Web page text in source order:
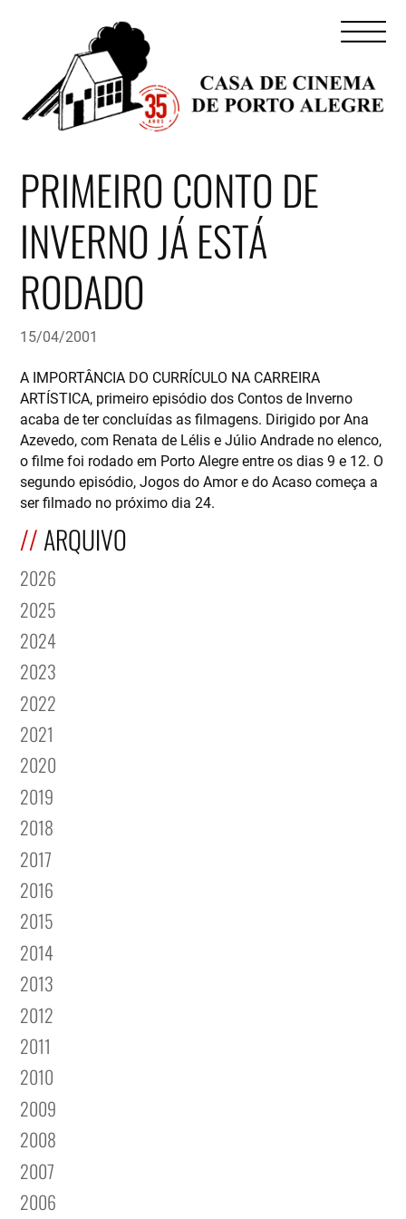
PRIMEIRO CONTO DE
INVERNO JÁ ESTÁ
RODADO
15/04/2001
A IMPORTÂNCIA DO CURRÍCULO NA CARREIRA
ARTÍSTICA, primeiro episódio dos Contos de Inverno
acaba de ter concluídas as filmagens. Dirigido por Ana
Azevedo, com Renata de Lélis e Júlio Andrade no elenco,
o filme foi rodado em Porto Alegre entre os dias 9 e 12. O
segundo episódio, Jogos do Amor e do Acaso começa a
ser filmado no próximo dia 24.
ARQUIVO
2026
2025
2024
2023
2022
2021
2020
2019
2018
2017
2016
2015
2014
2013
2012
2011
2010
2009
2008
2007
2006